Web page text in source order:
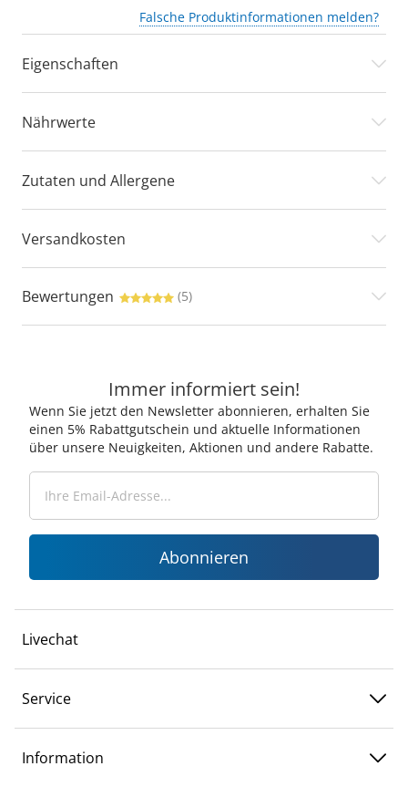
Falsche Produktinformationen melden?
Eigenschaften
Nährwerte
Zutaten und Allergene
Versandkosten
Bewertungen (5)
Immer informiert sein!
Wenn Sie jetzt den Newsletter abonnieren, erhalten Sie
einen 5% Rabattgutschein und aktuelle Informationen
über unsere Neuigkeiten, Aktionen und andere Rabatte.
Abonnieren
Livechat
Service
Information